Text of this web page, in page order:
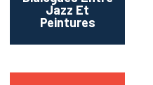
Jazz Et
Peintures